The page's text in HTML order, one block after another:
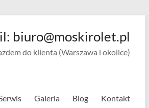
biuro@moskirolet.pl
do klienta (Warszawa i okolice)
Galeria Blog Kontakt